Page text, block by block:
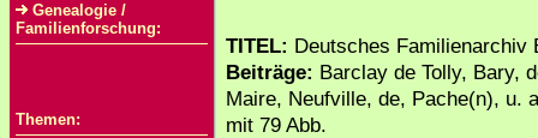
Genealogie /
Familienforschung:
Themen:
TITEL: Deutsches Familienarchiv
Beiträge: Barclay de Tolly, Bary,
Maire, Neufville, de, Pache(n), u.
mit 79 Abb.